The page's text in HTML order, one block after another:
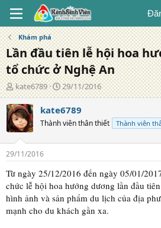
Khám phá
Lần đầu tiên lễ hội hoa
tổ chức ở Nghệ An
T
á
c
g
i
ả
kate6789
N
g
à
đ
g
29/11/2016
kate6789
Thành viên thân thiết Thành viên
29/11/2016
Từ ngày 25/12/2016 đến ngày 05/01/
chức lễ hội hoa hướng dương lần đầu
hình ảnh và sản phẩm du lịch của địa
mạnh cho du khách gần xa.